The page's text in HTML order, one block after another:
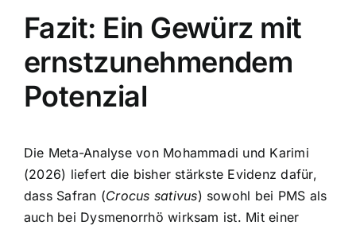
Fazit: Ein Gewürz mit
ernstzunehmendem
Potenzial
Die Meta-Analyse von Mohammadi und Karimi
(2026) liefert die bisher stärkste Evidenz dafür,
dass Safran (Crocus sativus) sowohl bei PMS als
auch bei Dysmenorrhö wirksam ist. Mit einer